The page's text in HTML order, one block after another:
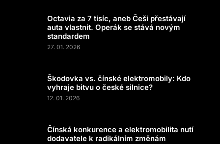
Octavia za 7 tisíc, aneb Češi přestávají
auta vlastnit. Operák se stává novým
standardem
27. 01. 2026
Škodovka vs. čínské elektromobily: Kdo
vyhraje bitvu o české silnice?
12. 01. 2026
Čínská konkurence a elektromobilita nutí
dodavatele k radikálním změnám